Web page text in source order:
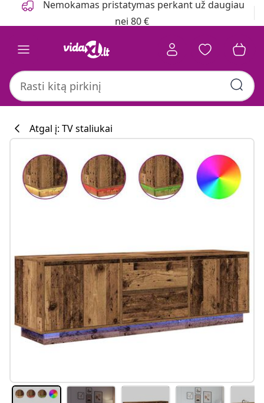
Nemokamas pristatymas perkant už daugiau
nei 80 €
Atgal į: TV staliukai